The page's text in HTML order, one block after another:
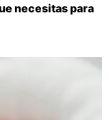
necesitas para